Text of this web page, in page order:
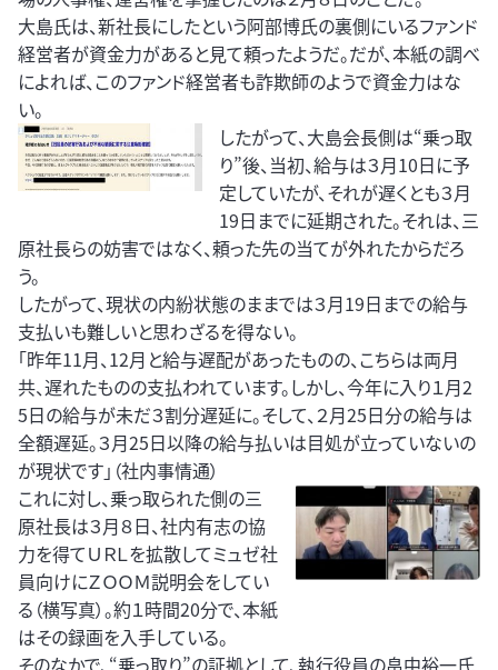
大島氏は、新社長にしたという阿部博氏の裏側にいるファンド
経営者が資金力があると見て頼ったようだ。だが、本紙の調べ
によれば、このファンド経営者も詐欺師のようで資金力はな
い。
したがって、大島会長側は“乗っ取
り”後、当初、給与は３月10日に予
定していたが、それが遅くとも３月
19日までに延期された。それは、三
原社長らの妨害ではなく、頼った先の当てが外れたからだろ
う。
したがって、現状の内紛状態のままでは３月19日までの給与
支払いも難しいと思わざるを得ない。
「昨年11月、12月と給与遅配があったものの、こちらは両月
共、遅れたものの支払われています。しかし、今年に入り１月2
5日の給与が未だ３割分遅延に。そして、２月25日分の給与は
全額遅延。３月25日以降の給与払いは目処が立っていないの
が現状です」（社内事情通）
これに対し、乗っ取られた側の三
原社長は３月８日、社内有志の協
力を得てＵＲＬを拡散してミュゼ社
員向けにＺＯＯＭ説明会をしてい
る（横写真）。約１時間20分で、本紙
はその録画を入手している。